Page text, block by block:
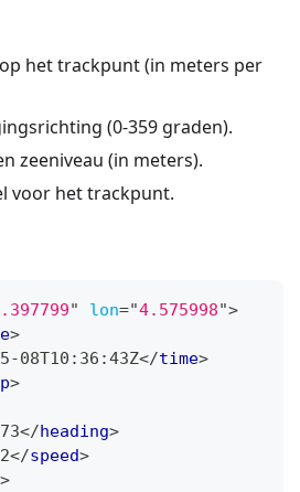
het trackpunt (in meters per
(0-359 graden).
zeeniveau (in meters).
voor het trackpunt.
" lon="4.575998">
>
08T10:36:43Z</time>
>
</heading>
</speed>
>